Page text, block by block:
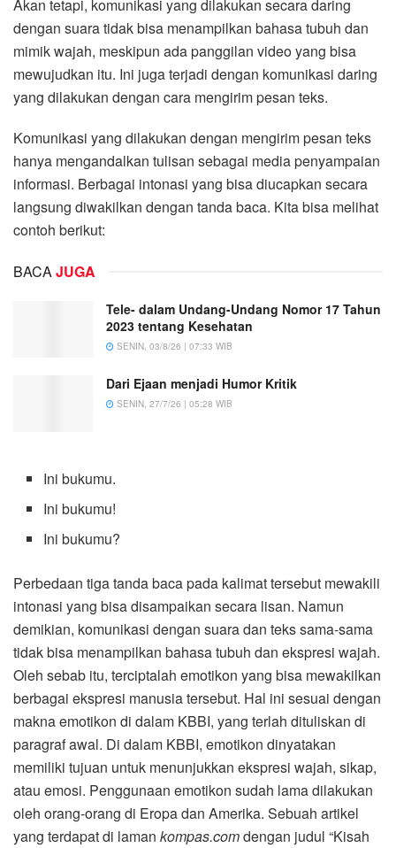
Akan tetapi, komunikasi yang dilakukan secara daring
dengan suara tidak bisa menampilkan bahasa tubuh dan
mimik wajah, meskipun ada panggilan video yang bisa
mewujudkan itu. Ini juga terjadi dengan komunikasi daring
yang dilakukan dengan cara mengirim pesan teks.
Komunikasi yang dilakukan dengan mengirim pesan teks
hanya mengandalkan tulisan sebagai media penyampaian
informasi. Berbagai intonasi yang bisa diucapkan secara
langsung diwakilkan dengan tanda baca. Kita bisa melihat
contoh berikut:
BACAJUGA
Tele- dalam Undang-Undang Nomor 17 Tahun
2023 tentang Kesehatan
SENIN, 03/8/26 | 07:33 WIB
Dari Ejaan menjadi Humor Kritik
SENIN, 27/7/26 | 05:28 WIB
Ini bukumu.
Ini bukumu!
Ini bukumu?
Perbedaan tiga tanda baca pada kalimat tersebut mewakili
intonasi yang bisa disampaikan secara lisan. Namun
demikian, komunikasi dengan suara dan teks sama-sama
tidak bisa menampilkan bahasa tubuh dan ekspresi wajah.
Oleh sebab itu, terciptalah emotikon yang bisa mewakilkan
berbagai ekspresi manusia tersebut. Hal ini sesuai dengan
makna emotikon di dalam KBBI, yang terlah dituliskan di
paragraf awal. Di dalam KBBI, emotikon dinyatakan
memiliki tujuan untuk menunjukkan ekspresi wajah, sikap,
atau emosi. Penggunaan emotikon sudah lama dilakukan
oleh orang-orang di Eropa dan Amerika. Sebuah artikel
yang terdapat di laman kompas.comdengan judul “Kisah